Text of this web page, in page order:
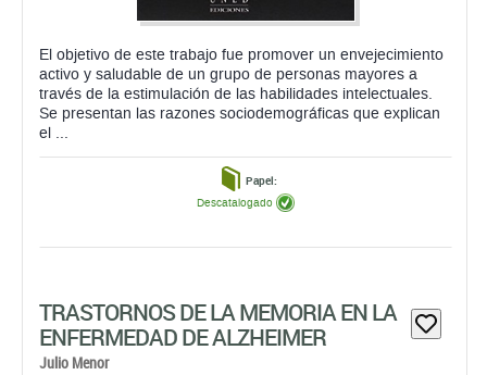
El objetivo de este trabajo fue promover un envejecimiento
activo y saludable de un grupo de personas mayores a
través de la estimulación de las habilidades intelectuales.
Se presentan las razones sociodemográficas que explican
el ...
Papel:
Descatalogado
TRASTORNOS DE LA MEMORIA EN LA
ENFERMEDAD DE ALZHEIMER
Julio Menor